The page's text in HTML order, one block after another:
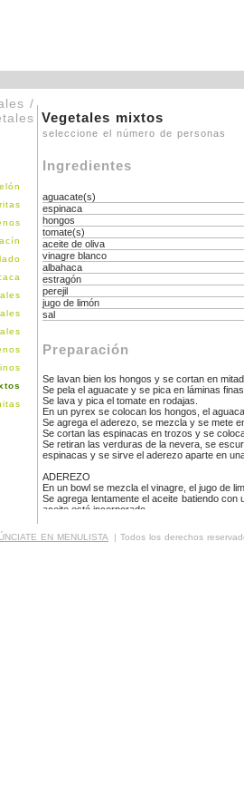
/
Vegetales mixtos
seleccione el número de personas
Ingredientes
aguacate(s)
espinaca
hongos
tomate(s)
aceite de oliva
vinagre blanco
albahaca
estragón
perejil
jugo de limón
sal
Preparación
Se lavan bien los hongos y se cortan en
Se pela el aguacate y se pica en láminas finas.
Se lava y pica el tomate en rodajas.
En un pyrex se colocan los hongos, el
Se agrega el aderezo, se mezcla y se mete
Se cortan las espinacas en trozos y se
Se retiran las verduras de la nevera, se
espinacas y se sirve el aderezo aparte en
ADEREZO
En un bowl se mezcla el vinagre, el jugo de
Se agrega lentamente el aceite batiendo
aceite esté incorporado.
EN MENULISTA | Todos los derechos